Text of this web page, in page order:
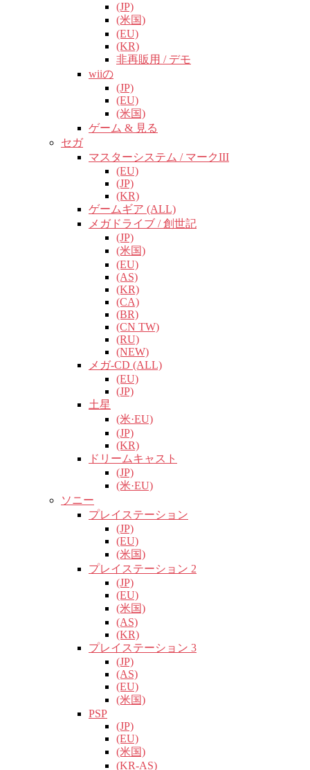
(JP)
(米国)
(EU)
(KR)
非再販用 / デモ
wiiの
(JP)
(EU)
(米国)
ゲーム & 見る
セガ
マスターシステム / マークIII
(EU)
(JP)
(KR)
ゲームギア (ALL)
メガドライブ / 創世記
(JP)
(米国)
(EU)
(AS)
(KR)
(CA)
(BR)
(CN TW)
(RU)
(NEW)
メガ-CD (ALL)
(EU)
(JP)
土星
(米·EU)
(JP)
(KR)
ドリームキャスト
(JP)
(米·EU)
ソニー
プレイステーション
(JP)
(EU)
(米国)
プレイステーション 2
(JP)
(EU)
(米国)
(AS)
(KR)
プレイステーション 3
(JP)
(AS)
(EU)
(米国)
PSP
(JP)
(EU)
(米国)
(KR-AS)